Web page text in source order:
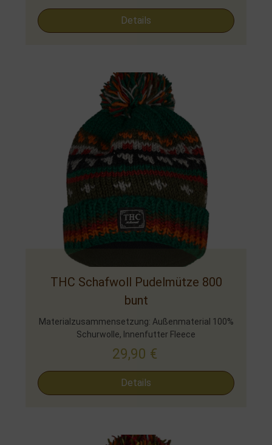
Details
THC Schafwoll Pudelmütze 800
bunt
Materialzusammensetzung: Außenmaterial 100%
Schurwolle, Innenfutter Fleece
29,90 €
Details